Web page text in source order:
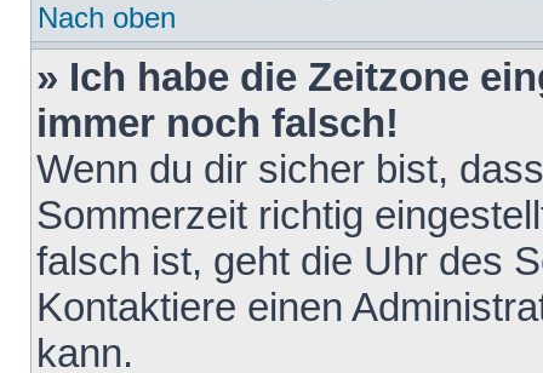
Nach oben
» Ich habe die Zeitzone
immer noch falsch!
Wenn du dir sicher bist,
Sommerzeit richtig
falsch ist, geht die Uhr des
Kontaktiere einen
kann.